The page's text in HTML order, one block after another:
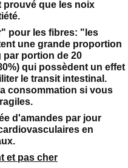
prouvé que les noix
pour les fibres: "les
une grande proportion
par portion de 20
qui possèdent un effet
le transit intestinal.
consommation si vous
d'amandes par jour
en
et pas cher